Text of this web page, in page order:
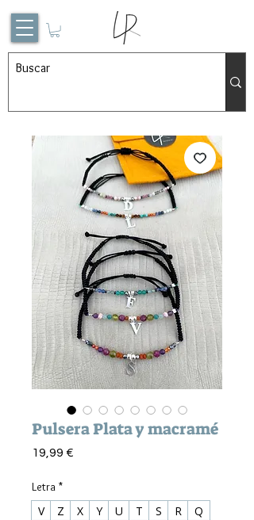
Pulsera Plata y macramé
19,99 €
Letra *
V Z X Y U T S R
Q